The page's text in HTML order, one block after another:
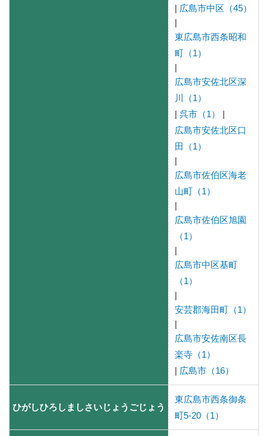
|
広島市中区（45）
|
東広島市西条昭和
町（1）
|
広島市安佐北区深
川（1）
|
呉市（1）
|
広島市安佐北区口
田（1）
|
広島市佐伯区海老
山町（1）
|
広島市佐伯区旭園
（1）
|
広島市中区基町
（1）
|
安芸郡海田町（1）
|
広島市安佐南区長
楽寺（1）
|
広島市（16）
ひがしひろしましさいじょうごじょう
東広島市西条御条
町5-20（1）